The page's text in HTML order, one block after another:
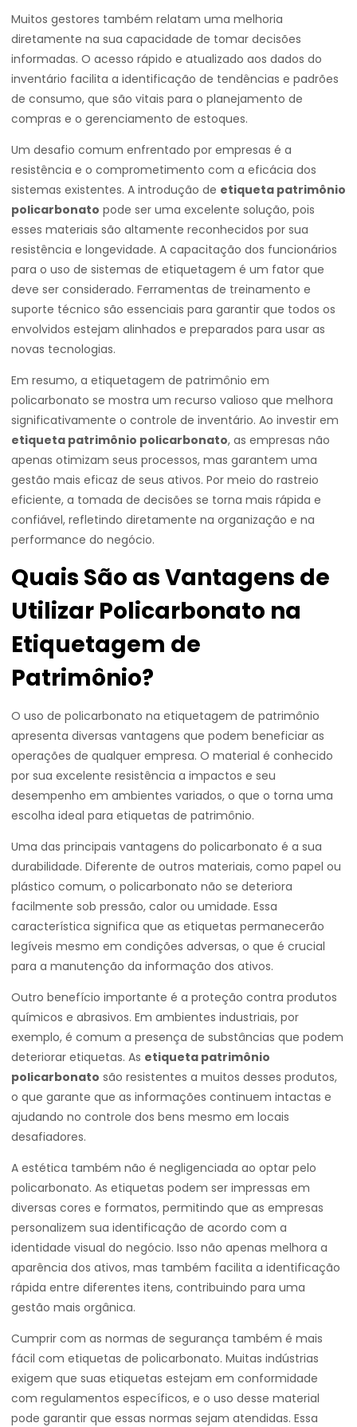
Muitos gestores também relatam uma melhoria
diretamente na sua capacidade de tomar decisões
informadas. O acesso rápido e atualizado aos dados do
inventário facilita a identificação de tendências e padrões
de consumo, que são vitais para o planejamento de
compras e o gerenciamento de estoques.
Um desafio comum enfrentado por empresas é a
resistência e o comprometimento com a eficácia dos
sistemas existentes. A introdução de etiqueta patrimônio
policarbonato pode ser uma excelente solução, pois
esses materiais são altamente reconhecidos por sua
resistência e longevidade. A capacitação dos funcionários
para o uso de sistemas de etiquetagem é um fator que
deve ser considerado. Ferramentas de treinamento e
suporte técnico são essenciais para garantir que todos os
envolvidos estejam alinhados e preparados para usar as
novas tecnologias.
Em resumo, a etiquetagem de patrimônio em
policarbonato se mostra um recurso valioso que melhora
significativamente o controle de inventário. Ao investir em
etiqueta patrimônio policarbonato, as empresas não
apenas otimizam seus processos, mas garantem uma
gestão mais eficaz de seus ativos. Por meio do rastreio
eficiente, a tomada de decisões se torna mais rápida e
confiável, refletindo diretamente na organização e na
performance do negócio.
Quais São as Vantagens de
Utilizar Policarbonato na
Etiquetagem de
Patrimônio?
O uso de policarbonato na etiquetagem de patrimônio
apresenta diversas vantagens que podem beneficiar as
operações de qualquer empresa. O material é conhecido
por sua excelente resistência a impactos e seu
desempenho em ambientes variados, o que o torna uma
escolha ideal para etiquetas de patrimônio.
Uma das principais vantagens do policarbonato é a sua
durabilidade. Diferente de outros materiais, como papel ou
plástico comum, o policarbonato não se deteriora
facilmente sob pressão, calor ou umidade. Essa
característica significa que as etiquetas permanecerão
legíveis mesmo em condições adversas, o que é crucial
para a manutenção da informação dos ativos.
Outro benefício importante é a proteção contra produtos
químicos e abrasivos. Em ambientes industriais, por
exemplo, é comum a presença de substâncias que podem
deteriorar etiquetas. As etiqueta patrimônio
policarbonato são resistentes a muitos desses produtos,
o que garante que as informações continuem intactas e
ajudando no controle dos bens mesmo em locais
desafiadores.
A estética também não é negligenciada ao optar pelo
policarbonato. As etiquetas podem ser impressas em
diversas cores e formatos, permitindo que as empresas
personalizem sua identificação de acordo com a
identidade visual do negócio. Isso não apenas melhora a
aparência dos ativos, mas também facilita a identificação
rápida entre diferentes itens, contribuindo para uma
gestão mais orgânica.
Cumprir com as normas de segurança também é mais
fácil com etiquetas de policarbonato. Muitas indústrias
exigem que suas etiquetas estejam em conformidade
com regulamentos específicos, e o uso desse material
pode garantir que essas normas sejam atendidas. Essa